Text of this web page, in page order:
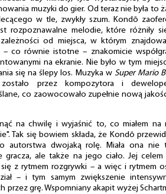
muzyki do gier. Od teraz nie była to
w tle, zwykły szum. Kondō
rozpoznawalne melodie, które różniły
od miejsca, w którym
co równie istotne – znakomicie
na ekranie. Nie było w tym
się na ślepy los. Muzyka w Super Mario
przez kompozytora i
co zaowocowało zupełnie nową
na chwilę i wyjaśnić to, co miałem na
Tak się bowiem składa, że Kondō
autorstwa dwojaką rolę. Miała ona nie
gracza, ale także na jego ciało. Jej celem
z rytmem rozgrywki – a więc i rytmem
– i tym samym zwiększenie
przez grę. Wspomniany akapit wyżej